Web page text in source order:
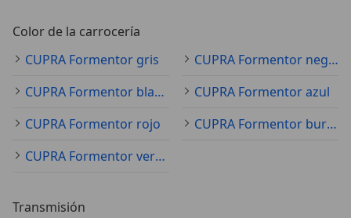
Color de la carrocería
CUPRA Formentor gris
CUPRA Formentor negro
CUPRA Formentor blanco
CUPRA Formentor azul
CUPRA Formentor rojo
CUPRA Formentor burdeos
CUPRA Formentor verde
Transmisión